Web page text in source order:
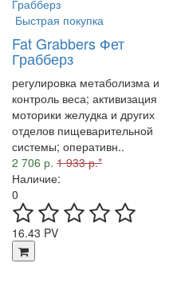
Быстрая покупка
Fat Grabbers Фет
Грабберз
регулировка метаболизма и
контроль веса; активизация
моторики желудка и других
отделов пищеварительной
системы; оперативн..
2 706 р. 1 933 р.*
Наличие:
0
16.43 PV